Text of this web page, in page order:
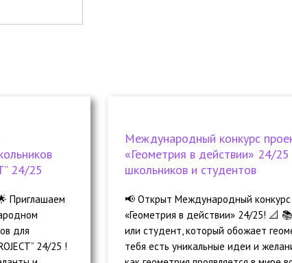
24/25
Приглашаем
для
24/25 !
Международный конкурс
«Геометрия в действии» 24/
школьников и студентов
📢 Открыт Международный конкурс
«Геометрия в действии» 24/25! 📐
или студент, который обожает
тебя есть уникальные идеи и